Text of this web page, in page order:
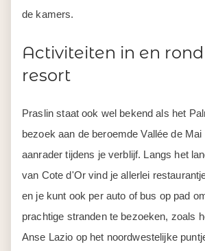
de kamers.
Activiteiten in en
resort
Praslin staat ook wel bekend als het
bezoek aan de beroemde Vallée de
aanrader tijdens je verblijf. Langs het
van Cote d'Or vind je allerlei
en je kunt ook per auto of bus op pad
prachtige stranden te bezoeken, zoals
Anse Lazio op het noordwestelijke